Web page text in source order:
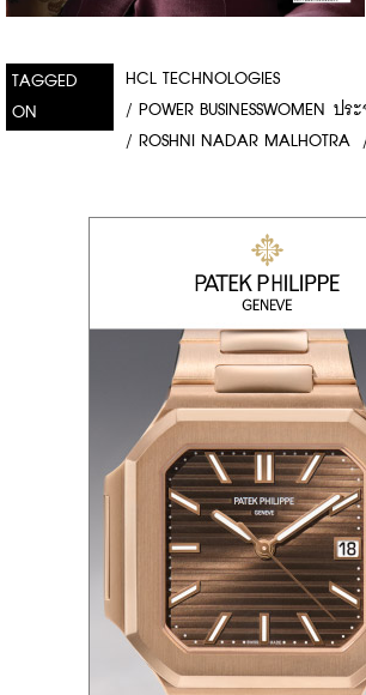
TAGGED
ON
HCL TECHNOLOGIES
/ POWER BUSINESSWOMEN ปร
/ ROSHNI NADAR MALHOTRA